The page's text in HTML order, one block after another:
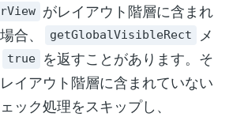
がレイアウト階層に含まれ
合、
getGlobalVisibleRect
メ
true
を返すことがあります。そ
イアウト階層に含まれていない
ック処理をスキップし、